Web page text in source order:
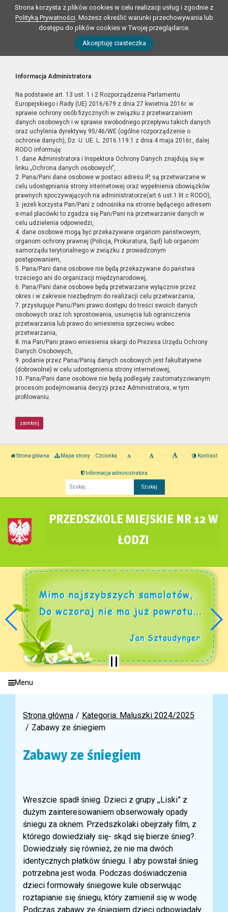
Strona korzysta z plików cookies w celu realizacji usług i zgodnie z
Polityką Prywatności. Możesz określić warunki przechowywania lub
dostępu do plików cookies w Twojej przeglądarce.
Akceptuję ciasteczka
Informacja Administratora
Na podstawie art. 13 ust. 1 i 2 Rozporządzenia Parlamentu
Europejskiego i Rady (UE) 2016/679 z dnia 27 kwietnia 2016r. w
sprawie ochrony osób fizycznych w związku z przetwarzaniem
danych osobowych i w sprawie swobodnego przepływu takich danych
oraz uchylenia dyrektywy 95/46/WE (ogólne rozporządzenie o
ochronie danych), Dz. U. UE. L. 2016.119.1 z dnia 4 maja 2016r., dalej
RODO informuję:
1. dane Administratora i Inspektora Ochrony Danych znajdują się w
linku „Ochrona danych osobowych”,
2. Pana/Pani dane osobowe w postaci adresu IP, są przetwarzane w
celu udostępniania strony internetowej oraz wypełnienia obowiązków
prawnych spoczywających na administratorze(art.6 ust.1 lit.c RODO),
3. jeżeli korzysta Pan/Pani z odnośnika na stronie będącego adresem
e-mail placówki to zgadza się Pan/Pani na przetwarzanie danych w
celu udzielenia odpowiedzi,
4. dane osobowe mogą być przekazywane organom państwowym,
organom ochrony prawnej (Policja, Prokuratura, Sąd) lub organom
samorządu terytorialnego w związku z prowadzonym
postępowaniem,
5. Pana/Pani dane osobowe nie będą przekazywane do państwa
trzeciego ani do organizacji międzynarodowej,
6. Pana/Pani dane osobowe będą przetwarzane wyłącznie przez
okres i w zakresie niezbędnym do realizacji celu przetwarzania,
7. przysługuje Panu/Pani prawo dostępu do treści swoich danych
osobowych oraz ich sprostowania, usunięcia lub ograniczenia
przetwarzania lub prawo do wniesienia sprzeciwu wobec
przetwarzania,
8. ma Pan/Pani prawo wniesienia skargi do Prezesa Urzędu Ochrony
Danych Osobowych,
9. podanie przez Pana/Panią danych osobowych jest fakultatywne
(dobrowolne) w celu udostępnienia strony internetowej,
10. Pana/Pani dane osobowe nie będą podlegały zautomatyzowanym
procesom podejmowania decyzji przez Administratora, w tym
profilowaniu.
zamknij
Strona główna Mapa strony Czcionka Kontrast
Informacja administratora
PRZEDSZKOLE MIEJSKIE NR 12 W
ŁODZI
Menu
Strona główna
Kategoria: Maluszki 2024/2025
Zabawy ze śniegiem
Zabawy ze śniegiem
Wreszcie spadł śnieg. Dzieci z grupy ,,Liski” z
dużym zainteresowaniem obserwowały opady
śniegu za oknem. Przedszkolaki obejrzały film, z
którego dowiedziały się- skąd się bierze śnieg?.
Dowiedziały się również, że nie ma dwóch
identycznych płatków śniegu. I aby powstał śnieg
potrzebna jest woda. Podczas doświadczenia
dzieci formowały śniegowe kule obserwując
roztapianie się śniegu, który zamienił się w wodę.
Podczas zabawy ze śniegiem dzieci odpowiadały